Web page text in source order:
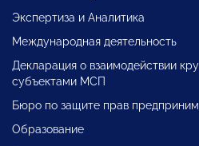
Экспертиза и Аналитика
Международная деятельность
Декларация о взаимодействии
субъектами МСП
Бюро по защите прав
Образование